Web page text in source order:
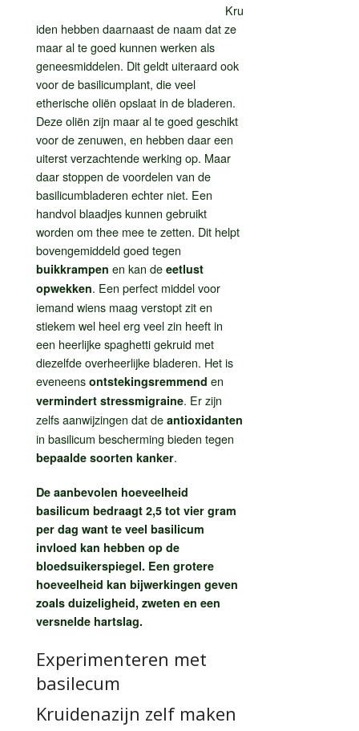
Kru
iden hebben daarnaast de naam dat ze
maar al te goed kunnen werken als
geneesmiddelen. Dit geldt uiteraard ook
voor de basilicumplant, die veel
etherische oliën opslaat in de bladeren.
Deze oliën zijn maar al te goed geschikt
voor de zenuwen, en hebben daar een
uiterst verzachtende werking op. Maar
daar stoppen de voordelen van de
basilicumbladeren echter niet. Een
handvol blaadjes kunnen gebruikt
worden om thee mee te zetten. Dit helpt
bovengemiddeld goed tegen
buikkrampen en kan de eetlust
opwekken. Een perfect middel voor
iemand wiens maag verstopt zit en
stiekem wel heel erg veel zin heeft in
een heerlijke spaghetti gekruid met
diezelfde overheerlijke bladeren. Het is
eveneens ontstekingsremmend en
vermindert stressmigraine. Er zijn
zelfs aanwijzingen dat de antioxidanten
in basilicum bescherming bieden tegen
bepaalde soorten kanker.
De aanbevolen hoeveelheid
basilicum bedraagt 2,5 tot vier gram
per dag want te veel basilicum
invloed kan hebben op de
bloedsuikerspiegel. Een grotere
hoeveelheid kan bijwerkingen geven
zoals duizeligheid, zweten en een
versnelde hartslag.
Experimenteren met
basilecum
Kruidenazijn zelf maken